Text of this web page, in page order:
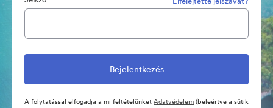
A folytatással elfogadja a mi feltételünketAdatvédelem(beleértve a sütik